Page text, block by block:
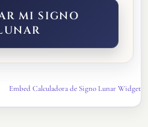
MI SIGNO
Embed Calculadora de Signo Lunar Widget